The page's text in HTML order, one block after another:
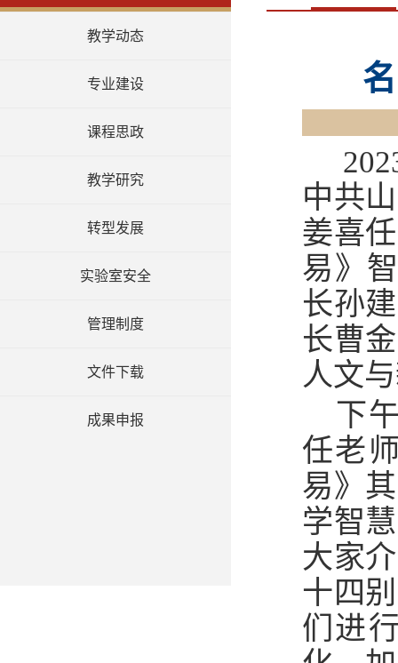
教学动态
专业建设
课程思政
教学研究
转型发展
实验室安全
管理制度
文件下载
成果申报
中共
姜喜
易》
长孙
长曹
人文
下
任老
易》
学智
大家
十四
们进